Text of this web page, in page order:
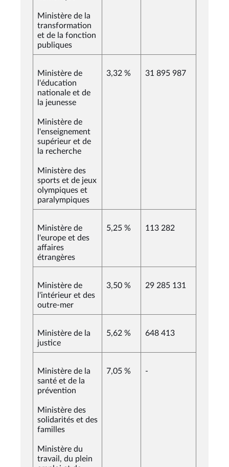
Ministère de la
transformation
et de la fonction
publiques
Ministère de
l'éducation
nationale et de
la jeunesse
Ministère de
l'enseignement
supérieur et de
la recherche
Ministère des
sports et de jeux
olympiques et
paralympiques
3,32 % 31 895 987
Ministère de
l'europe et des
affaires
étrangères
5,25 % 113 282
Ministère de
l'intérieur et des
outre-mer
3,50 % 29 285 131
Ministère de la
justice
5,62 % 648 413
Ministère de la
santé et de la
prévention
Ministère des
solidarités et des
familles
Ministère du
travail, du plein
7,05 % -